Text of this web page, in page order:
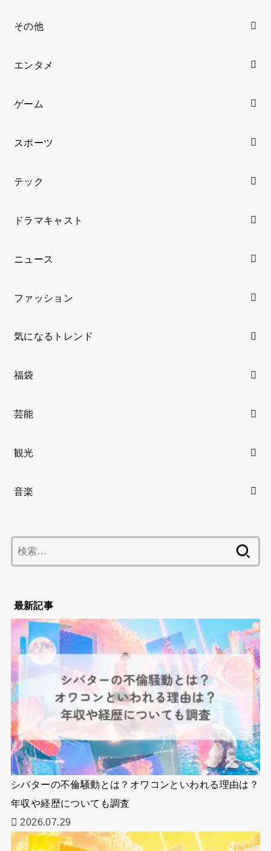
その他
エンタメ
ゲーム
スポーツ
テック
ドラマキャスト
ニュース
ファッション
気になるトレンド
福袋
芸能
観光
音楽
索:
最新記事
シバターの不倫騒動とは？オワコンといわれる理由は？
年収や経歴についても調査
2026.07.29